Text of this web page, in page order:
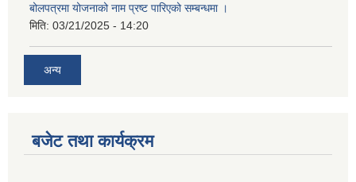
बोलपत्रमा योजनाको नाम प्रष्ट पारिएको सम्बन्धमा ।
मिति: 03/21/2025 - 14:20
अन्य
बजेट तथा कार्यक्रम